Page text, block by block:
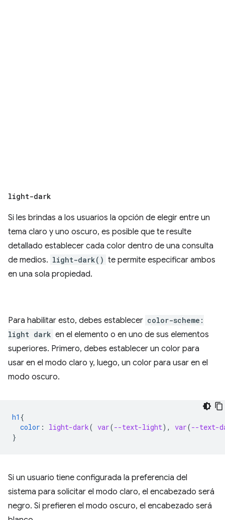
light-dark
Si les brindas a los usuarios la opción de elegir entre un
tema claro y uno oscuro, es posible que te resulte
detallado establecer cada color dentro de una consulta
de medios. light-dark() te permite especificar ambos
en una sola propiedad.
Para habilitar esto, debes establecer color-scheme:
light dark en el elemento o en uno de sus elementos
superiores. Primero, debes establecer un color para
usar en el modo claro y, luego, un color para usar en el
modo oscuro.
h1 {
color : light-dark( var(--text-light), var(--text-
}
Si un usuario tiene configurada la preferencia del
sistema para solicitar el modo claro, el encabezado será
negro. Si prefieren el modo oscuro, el encabezado será